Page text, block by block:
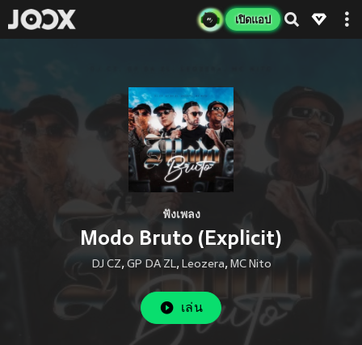
เปิดแอป
ฟังเพลง
Modo Bruto (Explicit)
DJ CZ, GP DA ZL, Leozera, MC Nito
เล่น